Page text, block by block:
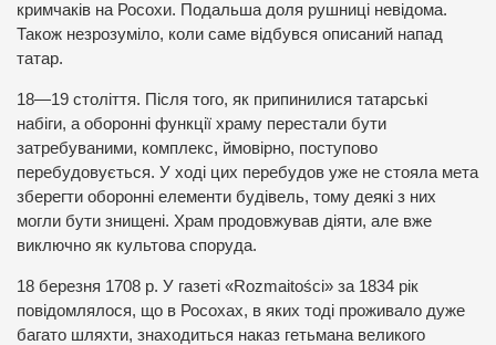
кримчаків на Росохи. Подальша доля рушниці невідома.
Також незрозуміло, коли саме відбувся описаний напад
татар.
18—19 століття. Після того, як припинилися татарські
набіги, а оборонні функції храму перестали бути
затребуваними, комплекс, ймовірно, поступово
перебудовується. У ході цих перебудов уже не стояла мета
зберегти оборонні елементи будівель, тому деякі з них
могли бути знищені. Храм продовжував діяти, але вже
виключно як культова споруда.
18 березня 1708 р. У газеті «Rozmaitości» за 1834 рік
повідомлялося, що в Росохах, в яких тоді проживало дуже
багато шляхти, знаходиться наказ гетьмана великого